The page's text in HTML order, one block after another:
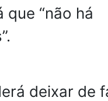
que “não há
deixar de